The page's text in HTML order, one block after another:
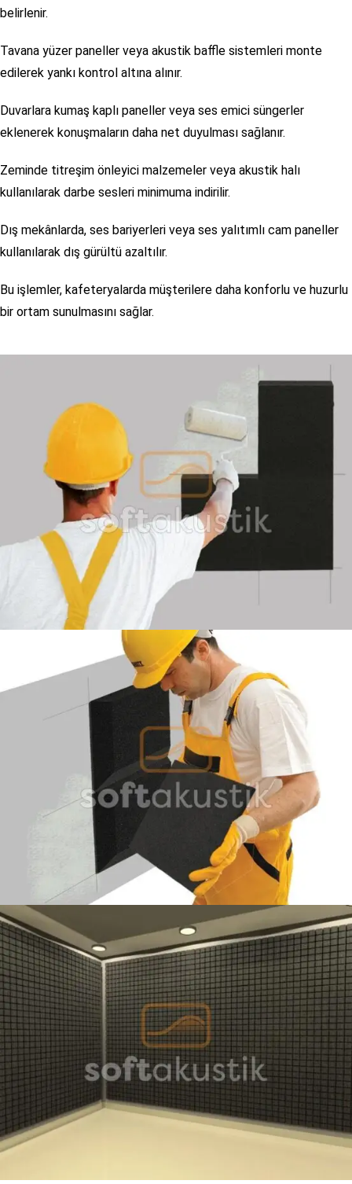
belirlenir.
Tavana yüzer paneller veya akustik baffle sistemleri monte
edilerek yankı kontrol altına alınır.
Duvarlara kumaş kaplı paneller veya ses emici süngerler
eklenerek konuşmaların daha net duyulması sağlanır.
Zeminde titreşim önleyici malzemeler veya akustik halı
kullanılarak darbe sesleri minimuma indirilir.
Dış mekânlarda, ses bariyerleri veya ses yalıtımlı cam paneller
kullanılarak dış gürültü azaltılır.
Bu işlemler, kafeteryalarda müşterilere daha konforlu ve huzurlu
bir ortam sunulmasını sağlar.